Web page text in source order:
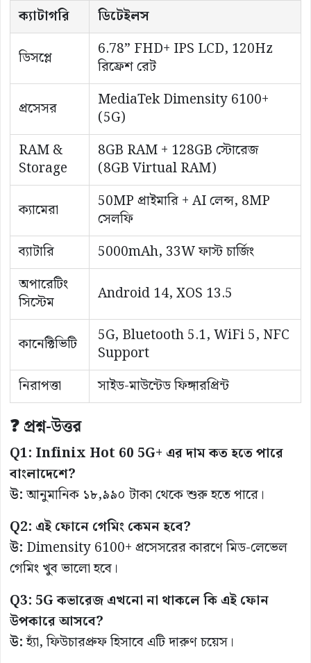
ক্যাটাগরি
ডিটেইলস
ডিসপ্লে
6.78” FHD+ IPS LCD, 120Hz
রিফ্রেশ রেট
প্রসেসর
MediaTek Dimensity 6100+
(5G)
RAM &
Storage
8GB RAM + 128GB স্টোরেজ
(8GB Virtual RAM)
ক্যামেরা
50MP প্রাইমারি + AI লেন্স, 8MP
সেলফি
ব্যাটারি
5000mAh, 33W ফাস্ট চার্জিং
অপারেটিং
সিস্টেম
Android 14, XOS 13.5
কানেক্টিভিটি
5G, Bluetooth 5.1, WiFi 5, NFC
Support
নিরাপত্তা
সাইড-মাউন্টেড ফিঙ্গারপ্রিন্ট
❓ প্রশ্ন-উত্তর
Q1: Infinix Hot 60 5G+ এর দাম কত হতে পারে
বাংলাদেশে?
উ:আনুমানিক ১৮,৯৯০ টাকা থেকে শুরু হতে পারে।
Q2: এই ফোনে গেমিং কেমন হবে?
উ: Dimensity 6100+ প্রসেসরের কারণে মিড-লেভেল
গেমিং খুব ভালো হবে।
Q3: 5G কভারেজ এখনো না থাকলে কি এই ফোন
উপকারে আসবে?
উ:হ্যাঁ, ফিউচারপ্রুফ হিসাবে এটি দারুণ চয়েস।